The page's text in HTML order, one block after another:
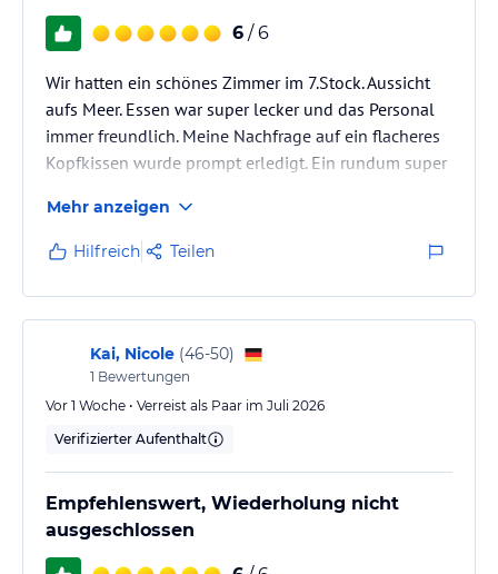
6 / 6
Wir hatten ein schönes Zimmer im 7.Stock. Aussicht
aufs Meer. Essen war super lecker und das Personal
immer freundlich. Meine Nachfrage auf ein flacheres
Kopfkissen wurde prompt erledigt. Ein rundum super
gestimmt:-) kommen gerne wieder.
Mehr anzeigen
Hilfreich Teilen
Kai, Nicole (46-50)
1 Bewertungen
Vor 1 Woche • Verreist als Paar im Juli 2026
Verifizierter Aufenthalt
Empfehlenswert, Wiederholung nicht
ausgeschlossen